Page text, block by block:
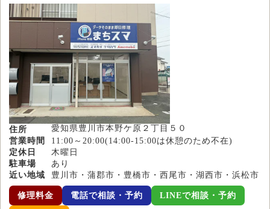
住所
愛知県豊川市本野ケ原２丁目５０
営業時間
11:00～20:00(14:00-15:00は休憩のため不在)
定休日
木曜日
駐車場
あり
近い地域
豊川市・蒲郡市・豊橋市・西尾市・湖西市・浜松市
修理料金 電話で相談・予約 LINEで相談・予約